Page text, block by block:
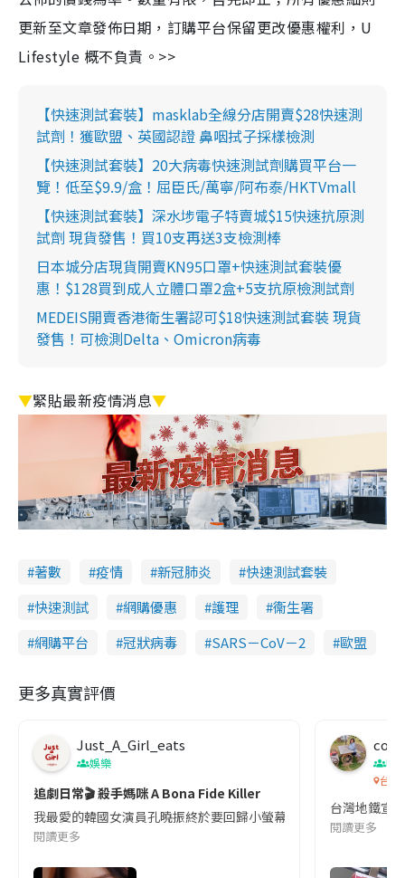
更新至文章發佈日期，訂購平台保留更改優惠權利，U
Lifestyle 概不負責。>>
【快速測試套裝】masklab全線分店開賣$28快速測
試劑！獲歐盟、英國認證 鼻咽拭子採樣檢測
【快速測試套裝】20大病毒快速測試劑購買平台一
覽！低至$9.9/盒！屈臣氏/萬寧/阿布泰/HKTVmall
【快速測試套裝】深水埗電子特賣城$15快速抗原測
試劑 現貨發售！買10支再送3支檢測棒
日本城分店現貨開賣KN95口罩+快速測試套裝優
惠！$128買到成人立體口罩2盒+5支抗原檢測試劑
MEDEIS開賣香港衛生署認可$18快速測試套裝 現貨
發售！可檢測Delta、Omicron病毒
▼緊貼最新疫情消息▼
著數 疫情 新冠肺炎
快速測試套裝
快速測試
網購優惠 護理
衞生署
網購平台
冠狀病毒 SARS－CoV－2 歐盟
更多真實評價
Just_A_Girl_eats
娛樂
追劇日常🎬 殺手媽咪 A Bona Fide Killer
我最愛的韓國女演員孔曉振終於要回歸小螢幕啦!這次的劇本改編
閱讀更多
co
吹
台灣
台灣地鐵宣
閱讀更多